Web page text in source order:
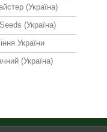
(Україна)
(Україна)
України
(Україна)